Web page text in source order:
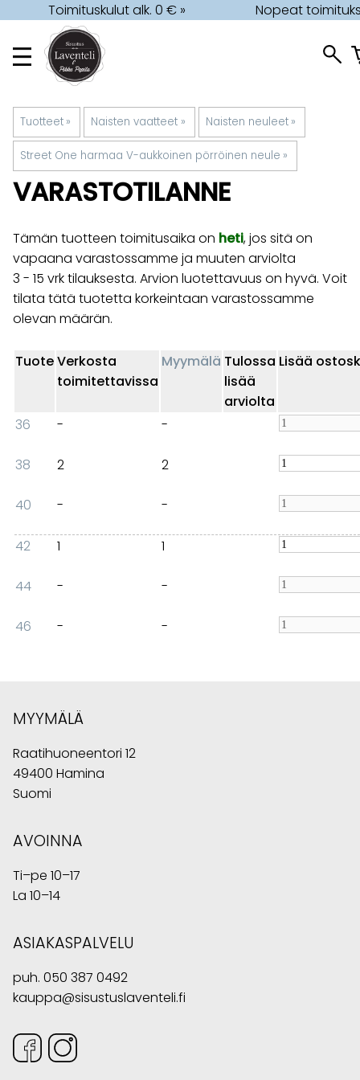
Toimituskulut alk. 0 € » Nopeat
Tuotteet ‪» Naisten vaatteet ‪» Naisten neuleet ‪»
Street One harmaa V-aukkoinen pörröinen neule ‪»
VARASTOTILANNE
Tämän tuotteen toimitusaika on heti, jos sitä on
vapaana varastossamme ja muuten arviolta
3 - 15 vrktilauksesta. Arvion luotettavuus on hyvä. Voit
tilata tätä tuotetta korkeintaan varastossamme
olevan määrän.
TuoteVerkosta
toimitettavissa
Myymälä Tulossa
lisää
arviolta
Lisää
36 - -
38 2 2
40 - -
42 1 1
44 - -
46 - -
MYYMÄLÄ
Raatihuoneentori 12
49400 Hamina
Suomi
AVOINNA
Ti–pe 10–17
La 10–14
ASIAKASPALVELU
puh. 050 387 0492
kauppa@sisustuslaventeli.fi